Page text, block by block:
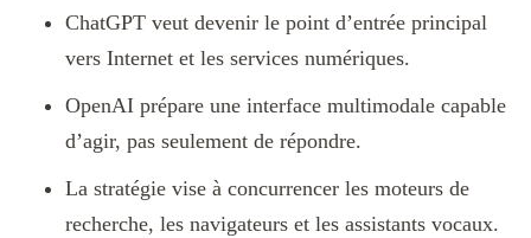
ChatGPT veut devenir le point d’entrée principal
vers Internet et les services numériques.
OpenAI prépare une interface multimodale capable
d’agir, pas seulement de répondre.
La stratégie vise à concurrencer les moteurs de
recherche, les navigateurs et les assistants vocaux.